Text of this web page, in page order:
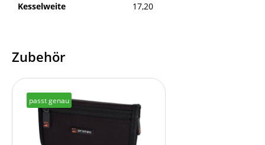
Kesselweite 17,20
Zubehör
passt genau